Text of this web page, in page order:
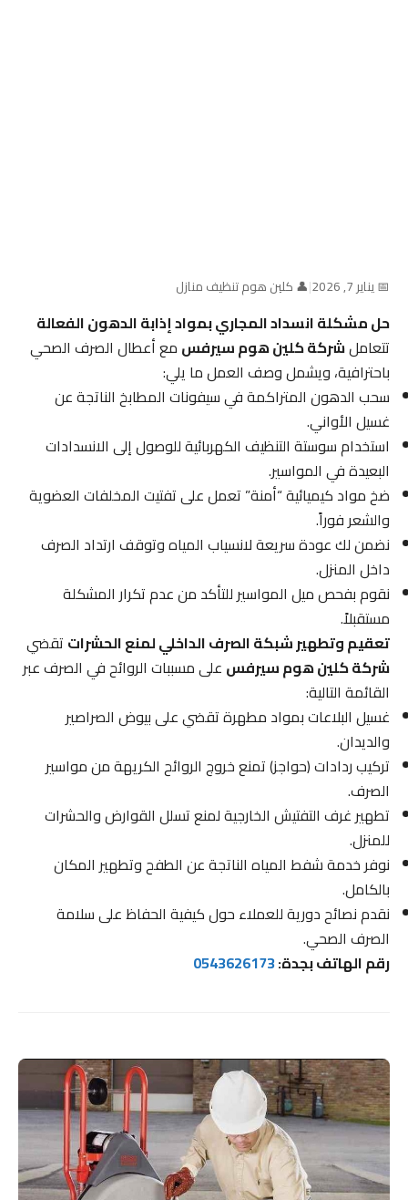
📅 يناير 7, 2026 |👤 كلين هوم تنظيف منازل
حل مشكلة انسداد المجاري بمواد إذابة الدهون الفعالة
تتعاملشركة كلين هوم سيرفسمع أعطال الصرف الصحي
باحترافية، ويشمل وصف العمل ما يلي:
سحب الدهون المتراكمة في سيفونات المطابخ الناتجة عن
غسيل الأواني.
استخدام سوستة التنظيف الكهربائية للوصول إلى الانسدادات
البعيدة في المواسير.
ضخ مواد كيميائية “أمنة” تعمل على تفتيت المخلفات العضوية
والشعر فوراً.
نضمن لك عودة سريعة لانسياب المياه وتوقف ارتداد الصرف
داخل المنزل.
نقوم بفحص ميل المواسير للتأكد من عدم تكرار المشكلة
مستقبلاً.
تعقيم وتطهير شبكة الصرف الداخلي لمنع الحشراتتقضي
شركة كلين هوم سيرفسعلى مسببات الروائح في الصرف عبر
القائمة التالية:
غسيل البلاعات بمواد مطهرة تقضي على بيوض الصراصير
والديدان.
تركيب ردادات (حواجز) تمنع خروج الروائح الكريهة من مواسير
الصرف.
تطهير غرف التفتيش الخارجية لمنع تسلل القوارض والحشرات
للمنزل.
نوفر خدمة شفط المياه الناتجة عن الطفح وتطهير المكان
بالكامل.
نقدم نصائح دورية للعملاء حول كيفية الحفاظ على سلامة
الصرف الصحي.
رقم الهاتف بجدة:0543626173